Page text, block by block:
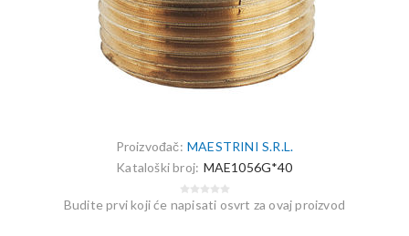
Proizvođač: MAESTRINI S.R.L.
Kataloški broj: MAE1056G*40
Budite prvi koji će napisati osvrt za ovaj proizvod